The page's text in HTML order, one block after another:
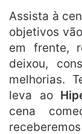
Assista à
objetivos
em frente,
deixou,
melhorias.
leva ao
cena